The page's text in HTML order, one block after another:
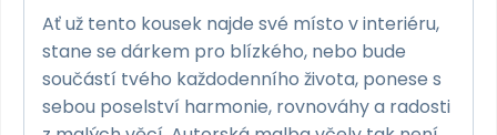
Ať už tento kousek najde své místo v interiéru,
stane se dárkem pro blízkého, nebo bude
součástí tvého každodenního života, ponese s
sebou poselství harmonie, rovnováhy a radosti